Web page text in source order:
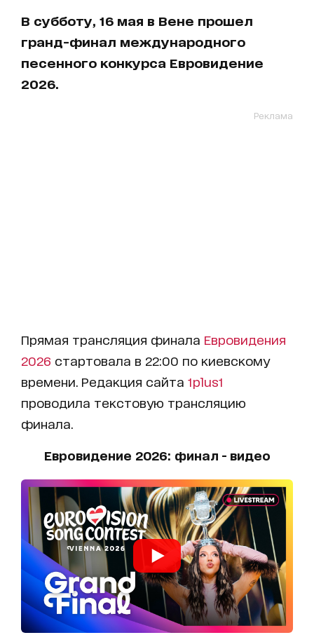
В субботу, 16 мая в Вене прошел
гранд-финал международного
песенного конкурса Евровидение
2026.
Реклама
Прямая трансляция финала Евровидения
2026 стартовала в 22:00 по киевскому
времени. Редакция сайта 1plus1
проводила текстовую трансляцию
финала.
Евровидение 2026: финал - видео